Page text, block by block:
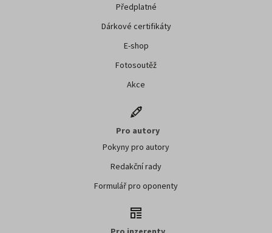
Předplatné
Dárkové certifikáty
E-shop
Fotosoutěž
Akce
Pro autory
Pokyny pro autory
Redakční rady
Formulář pro oponenty